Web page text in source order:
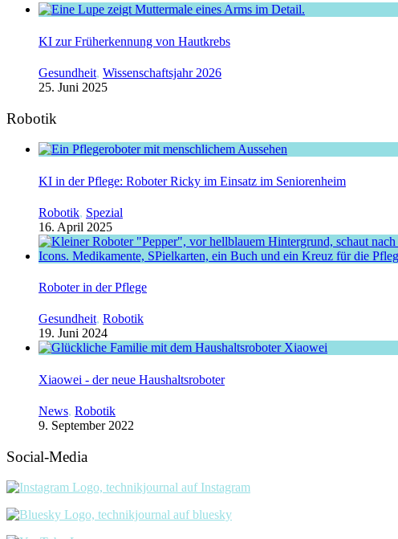
KI zur Früherkennung von Hautkrebs
Gesundheit, Wissenschaftsjahr 2026
25. Juni 2025
Robotik
KI in der Pflege: Roboter Ricky im Einsatz im Seniorenheim
Robotik, Spezial
16. April 2025
Roboter in der Pflege
Gesundheit, Robotik
19. Juni 2024
Xiaowei - der neue Haushaltsroboter
News, Robotik
9. September 2022
Social-Media